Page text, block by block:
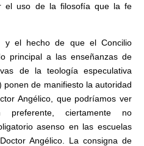
el uso de la filosofía que la fe
y el hecho de que el Concilio
principal a las enseñanzas de
de la teología especulativa
ponen de manifiesto la autoridad
Angélico, que podríamos ver
preferente, ciertamente no
asenso en las escuelas
Angélico. La consigna de